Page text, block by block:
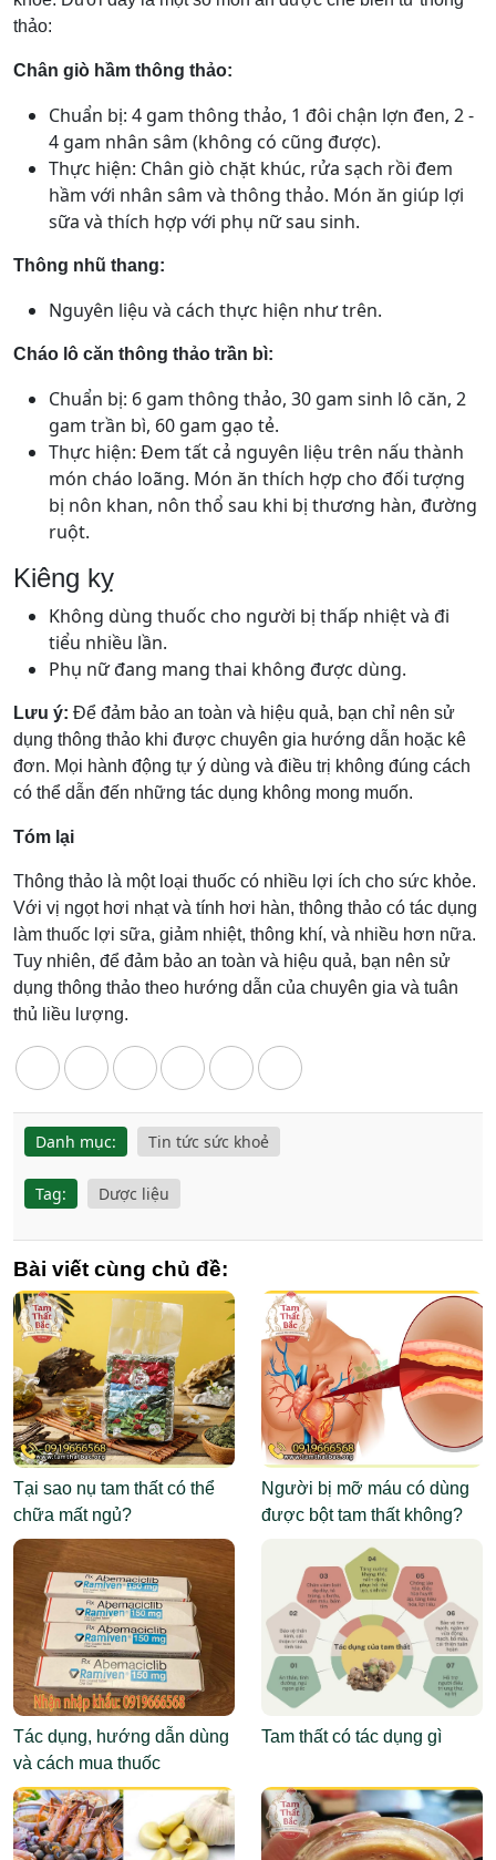
thảo:
Chân giò hầm thông thảo:
Chuẩn bị: 4 gam thông thảo, 1 đôi chận lợn đen, 2 -
4 gam nhân sâm (không có cũng được).
Thực hiện: Chân giò chặt khúc, rửa sạch rồi đem
hầm với nhân sâm và thông thảo. Món ăn giúp lợi
sữa và thích hợp với phụ nữ sau sinh.
Thông nhũ thang:
Nguyên liệu và cách thực hiện như trên.
Cháo lô căn thông thảo trần bì:
Chuẩn bị: 6 gam thông thảo, 30 gam sinh lô căn, 2
gam trần bì, 60 gam gạo tẻ.
Thực hiện: Đem tất cả nguyên liệu trên nấu thành
món cháo loãng. Món ăn thích hợp cho đối tượng
bị nôn khan, nôn thổ sau khi bị thương hàn, đường
ruột.
Kiêng kỵ
Không dùng thuốc cho người bị thấp nhiệt và đi
tiểu nhiều lần.
Phụ nữ đang mang thai không được dùng.
Lưu ý: Để đảm bảo an toàn và hiệu quả, bạn chỉ nên sử
dụng thông thảo khi được chuyên gia hướng dẫn hoặc kê
đơn. Mọi hành động tự ý dùng và điều trị không đúng cách
có thể dẫn đến những tác dụng không mong muốn.
Tóm lại
Thông thảo là một loại thuốc có nhiều lợi ích cho sức khỏe.
Với vị ngọt hơi nhạt và tính hơi hàn, thông thảo có tác dụng
làm thuốc lợi sữa, giảm nhiệt, thông khí, và nhiều hơn nữa.
Tuy nhiên, để đảm bảo an toàn và hiệu quả, bạn nên sử
dụng thông thảo theo hướng dẫn của chuyên gia và tuân
thủ liều lượng.
Danh mục: Tin tức sức khoẻ
Tag: Dược liệu
Bài viết cùng chủ đề:
Tại sao nụ tam thất có thể
chữa mất ngủ?
Người bị mỡ máu có dùng
được bột tam thất không?
Tác dụng, hướng dẫn dùng
và cách mua thuốc
Abemaciclib
Tam thất có tác dụng gì